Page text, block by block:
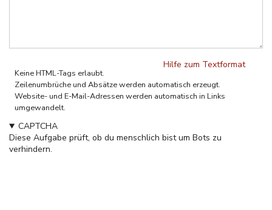
Hilfe zum Textformat
Keine HTML-Tags erlaubt.
Zeilenumbrüche und Absätze werden automatisch erzeugt.
Website- und E-Mail-Adressen werden automatisch in Links
umgewandelt.
CAPTCHA
Diese Aufgabe prüft, ob du menschlich bist um Bots zu
verhindern.